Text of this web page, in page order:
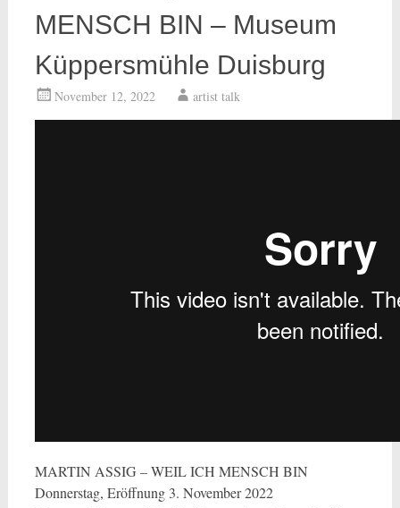
MENSCH BIN – Museum
Küppersmühle Duisburg
November 12, 2022 artist talk
MARTIN ASSIG – WEIL ICH MENSCH BIN
Donnerstag, Eröffnung 3. November 2022